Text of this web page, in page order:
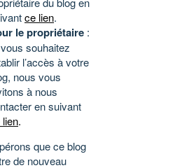
ce lien.
le propriétaire :
souhaitez
l’accès à votre
nous vous
à nous
en suivant
.
que ce blog
de nouveau